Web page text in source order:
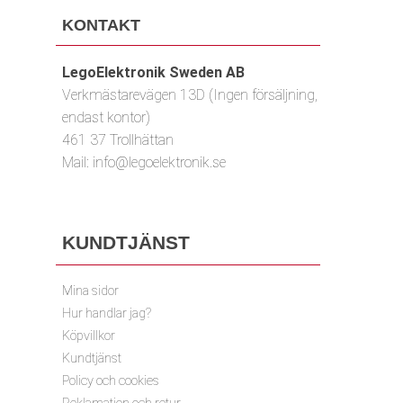
KONTAKT
LegoElektronik Sweden AB
Verkmästarevägen 13D (Ingen försäljning,
endast kontor)
461 37 Trollhättan
Mail: info@legoelektronik.se
KUNDTJÄNST
Mina sidor
Hur handlar jag?
Köpvillkor
Kundtjänst
Policy och cookies